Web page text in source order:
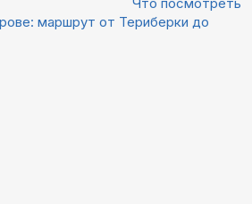
Что посмотреть
маршрут от Териберки до